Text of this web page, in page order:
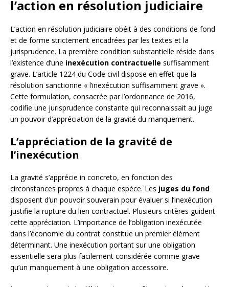
l’action en résolution judiciaire
L’action en résolution judiciaire obéit à des conditions de fond
et de forme strictement encadrées par les textes et la
jurisprudence. La première condition substantielle réside dans
l’existence d’une inexécution contractuelle suffisamment
grave. L’article 1224 du Code civil dispose en effet que la
résolution sanctionne « l’inexécution suffisamment grave ».
Cette formulation, consacrée par l’ordonnance de 2016,
codifie une jurisprudence constante qui reconnaissait au juge
un pouvoir d’appréciation de la gravité du manquement.
L’appréciation de la gravité de
l’inexécution
La gravité s’apprécie in concreto, en fonction des
circonstances propres à chaque espèce. Les juges du fond
disposent d’un pouvoir souverain pour évaluer si l’inexécution
justifie la rupture du lien contractuel. Plusieurs critères guident
cette appréciation. L’importance de l’obligation inexécutée
dans l’économie du contrat constitue un premier élément
déterminant. Une inexécution portant sur une obligation
essentielle sera plus facilement considérée comme grave
qu’un manquement à une obligation accessoire.